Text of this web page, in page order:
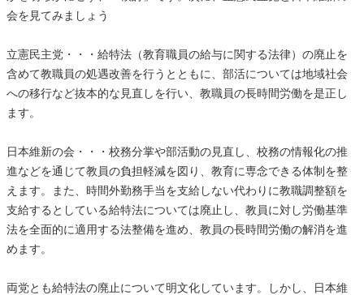
会を見てみましょう
立憲民主党・・・給特法（教育職員の給与に関する法律）の廃止を
含めて教職員の処遇改善を行うとともに、部活については地域社会
への移行など抜本的な見直しを行い、教職員の長時間労働を是正し
ます。
日本維新の会・・・校務分掌や部活動の見直し、校務の情報化の推
進などを通じて教員の負担軽減を図り、教育に専念できる体制を整
えます。また、時間外勤務手当を支給しない代わりに教職調整額を
支給するとしている給特法については廃止し、教員に対し労働基準
法を全面的に適用する法整備を進め、教員の長時間労働の解消を進
めます。
両党とも給特法の廃止について明文化しています。しかし、日本維